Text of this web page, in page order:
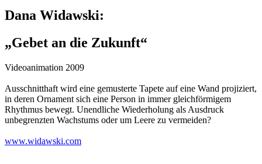
Dana Widawski:
„Gebet an die Zukunft“
Videoanimation 2009
Ausschnitthaft wird eine gemusterte Tapete auf eine Wand projiziert,
in deren Ornament sich eine Person in immer gleichförmigem
Rhythmus bewegt. Unendliche Wiederholung als Ausdruck
unbegrenzten Wachstums oder um Leere zu vermeiden?
www.widawski.com